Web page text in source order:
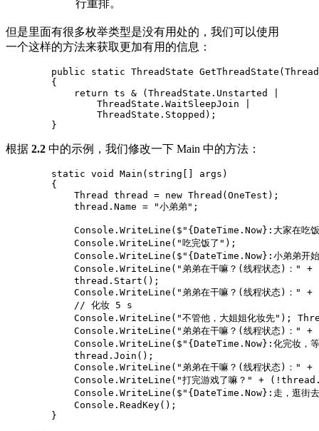
行重排。
但是里面有很多枚举类型是没有用处的，我们可以使用
一个这样的方法来获取更加有用的信息：
public static ThreadState
        {
            return ts & (ThreadState.Unstarted |
                ThreadState.WaitSleepJoin |
                ThreadState.Stopped);
        }
根据 2.2 中的示例，我们修改一下 Main 中的方法：
        static void Main(string[] args)
        {
            Thread thread = new Thread(OneTest);
            thread.Name = "小弟弟";
Console.WriteLine($"{DateTime.Now}:大家在吃饭
            Console.WriteLine("吃完饭了");
Console.WriteLine($"{DateTime.Now}:小弟弟开始
Console.WriteLine("弟弟在干嘛？(线程状态)：
            thread.Start();
Console.WriteLine("弟弟在干嘛？(线程状态)：
            // 化妆 5 s
Console.WriteLine("不管他，大姐姐化妆先");
Console.WriteLine("弟弟在干嘛？(线程状态)：
Console.WriteLine($"{DateTime.Now}:化完妆，等
            thread.Join();
Console.WriteLine("弟弟在干嘛？(线程状态)：
Console.WriteLine("打完游戏了嘛？" +
Console.WriteLine($"{DateTime.Now}:走，逛街
            Console.ReadKey();
        }